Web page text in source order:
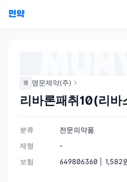
먼약
명 명문제약(주)
리바론패취10(리바
분류
전문의약품
제형
-
보험
649806360 | 1,582